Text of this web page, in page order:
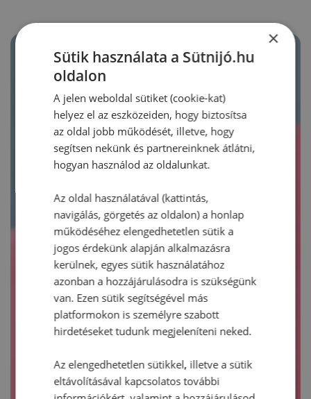
×
Sütik használata a Sütnijó.hu
oldalon
A jelen weboldal sütiket (cookie-kat)
helyez el az eszközeiden, hogy biztosítsa
az oldal jobb működését, illetve, hogy
segítsen nekünk és partnereinknek átlátni,
hogyan használod az oldalunkat.
Az oldal használatával (kattintás,
navigálás, görgetés az oldalon) a honlap
működéséhez elengedhetetlen sütik a
jogos érdekünk alapján alkalmazásra
kerülnek, egyes sütik használatához
azonban a hozzájárulásodra is szükségünk
van. Ezen sütik segítségével más
platformokon is személyre szabott
hirdetéseket tudunk megjeleníteni neked.
Az elengedhetetlen sütikkel, illetve a sütik
eltávolításával kapcsolatos további